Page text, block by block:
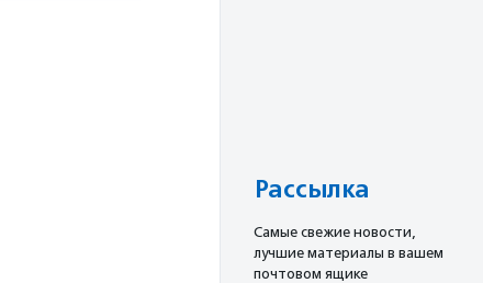
Рассылка
Cамые свежие новости,
лучшие материалы в вашем
почтовом ящике